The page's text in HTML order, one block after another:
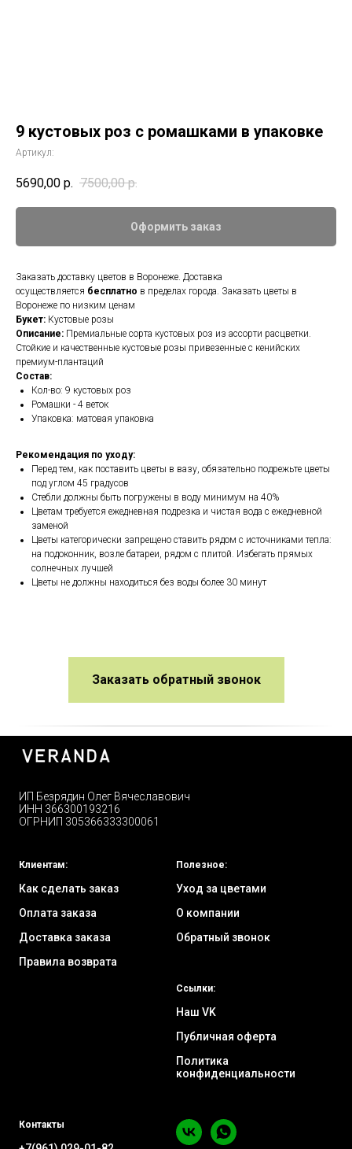
9 кустовых роз с ромашками в упаковке
Артикул:
5690,00 р. 7500,00 р.
Оформить заказ
Заказать доставку цветов в Воронеже. Доставка
осуществляется бесплатно в пределах города. Заказать цветы в
Воронеже по низким ценам
Букет: Кустовые розы
Описание: Премиальные сорта кустовых роз из ассорти расцветки.
Стойкие и качественные кустовые розы привезенные с кенийских
премиум-плантаций
Состав:
Кол-во: 9 кустовых роз
Ромашки - 4 веток
Упаковка: матовая упаковка
Рекомендация по уходу:
Перед тем, как поставить цветы в вазу, обязательно подрежьте цветы
под углом 45 градусов
Стебли должны быть погружены в воду минимум на 40%
Цветам требуется ежедневная подрезка и чистая вода с ежедневной
заменой
Цветы категорически запрещено ставить рядом с источниками тепла:
на подоконник, возле батареи, рядом с плитой. Избегать прямых
солнечных лучшей
Цветы не должны находиться без воды более 30 минут
Заказать обратный звонок
ИП Безрядин Олег Вячеславович
ИНН 366300193216
ОГРНИП 305366333300061
Клиентам:
Как сделать заказ
Оплата заказа
Доставка заказа
Правила возврата
Полезное:
Уход за цветами
О компании
Обратный звонок
Ссылки:
Наш VK
Публичная оферта
Политика
конфиденциальности
Контакты